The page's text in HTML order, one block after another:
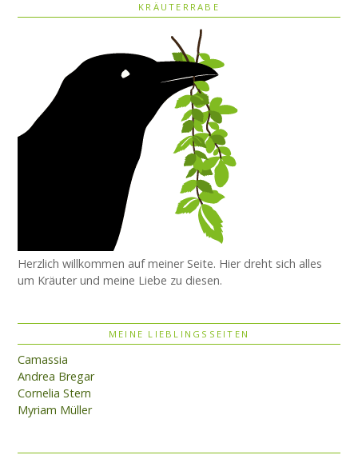
KRÄUTERRABE
Herzlich willkommen auf meiner Seite. Hier dreht sich alles
um Kräuter und meine Liebe zu diesen.
MEINE LIEBLINGSSEITEN
Camassia
Andrea Bregar
Cornelia Stern
Myriam Müller